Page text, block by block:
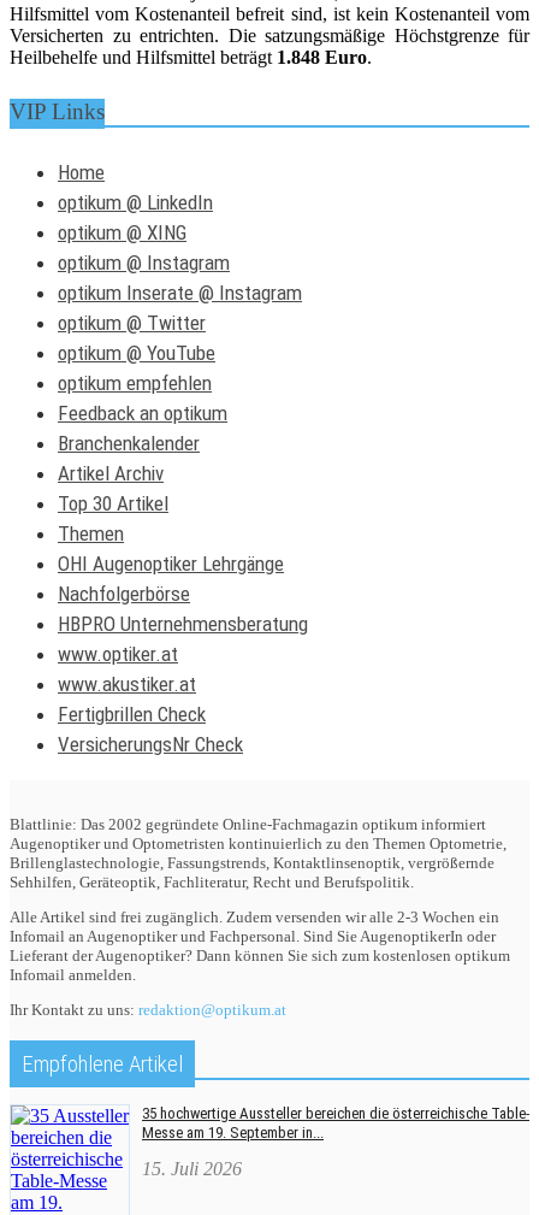
Hilfsmittel vom Kostenanteil befreit sind, ist kein Kostenanteil vom
Versicherten zu entrichten. Die satzungsmäßige Höchstgrenze für
Heilbehelfe und Hilfsmittel beträgt 1.848 Euro.
VIP Links
Home
optikum @ LinkedIn
optikum @ XING
optikum @ Instagram
optikum Inserate @ Instagram
optikum @ Twitter
optikum @ YouTube
optikum empfehlen
Feedback an optikum
Branchenkalender
Artikel Archiv
Top 30 Artikel
Themen
OHI Augenoptiker Lehrgänge
Nachfolgerbörse
HBPRO Unternehmensberatung
www.optiker.at
www.akustiker.at
Fertigbrillen Check
VersicherungsNr Check
Blattlinie: Das 2002 gegründete Online-Fachmagazin optikum informiert
Augenoptiker und Optometristen kontinuierlich zu den Themen Optometrie,
Brillenglastechnologie, Fassungstrends, Kontaktlinsenoptik, vergrößernde
Sehhilfen, Geräteoptik, Fachliteratur, Recht und Berufspolitik.
Alle Artikel sind frei zugänglich. Zudem versenden wir alle 2-3 Wochen ein
Infomail an Augenoptiker und Fachpersonal. Sind Sie AugenoptikerIn oder
Lieferant der Augenoptiker? Dann können Sie sich zum kostenlosen optikum
Infomail anmelden.
Ihr Kontakt zu uns: redaktion@optikum.at
Empfohlene Artikel
35 hochwertige Aussteller bereichen die österreichische Table-
Messe am 19. September in...
15. Juli 2026